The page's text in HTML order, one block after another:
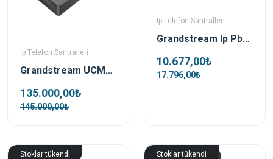
Ip Telefon Santralleri
Grandstream UCM6308 Ip Telefon Santrali
135.000,00₺
145.000,00₺
Ip Telefon Santralleri
Grandstream Ip Pbx UCM6202 Ip Telefon Santrali
10.677,00₺
17.796,00₺
Stoklar tükendi Stoklar tükendi